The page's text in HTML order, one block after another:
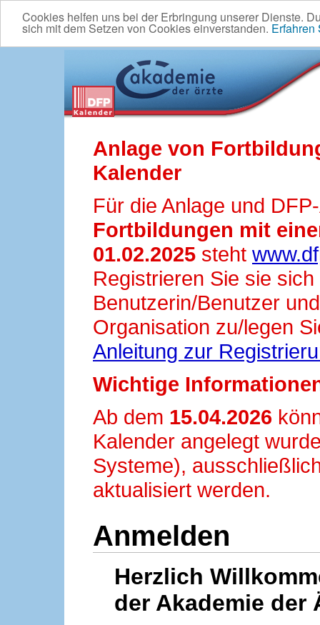
Cookies helfen uns bei der Erbringung unserer Dienste.
sich mit dem Setzen von Cookies einverstanden. Erfahren
Anlage von
Kalender
Für die Anlage und
Fortbildungen mit
01.02.2025 steht
Registrieren Sie sie
Benutzerin/Benutzer
Organisation zu/legen
Anleitung zur
Wichtige
Ab dem 15.04.2026
Kalender angelegt
Systeme),
aktualisiert werden.
Anmelden
Herzlich
der Akademie der